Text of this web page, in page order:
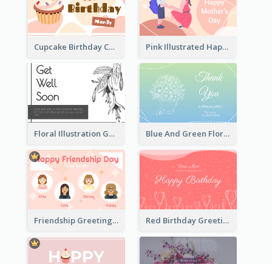
Cupcake Birthday Card With Blobs Pink Illustrated Happy Mother's Day Celebration Card
Floral Illustration Get Well Soon Greeting Card Blue And Green Floral Thank You Card
Friendship Greeting Card Red Birthday Greeting Card